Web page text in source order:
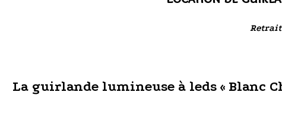
Retrait
La guirlande lumineuse à leds « Blanc